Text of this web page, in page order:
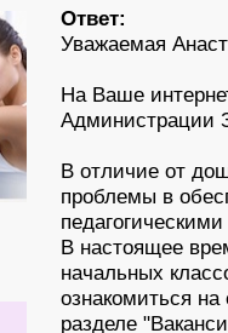
Ответ:
Уважаемая
На Ваше
Администрации
В отличие от
проблемы в
В настоящее
начальных
ознакомиться
разделе